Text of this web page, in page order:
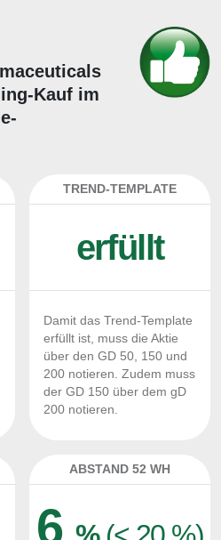
Kauf im
TREND-TEMPLATE
erfüllt
Damit das Trend-Template
erfüllt ist, muss die Aktie
über den GD 50, 150 und
200 notieren. Zudem muss
der GD 150 über dem gD
200 notieren.
ABSTAND 52 WH
6